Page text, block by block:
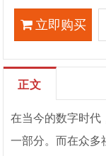
立即购买
正文
在当今的数字时代
一部分。而在众多